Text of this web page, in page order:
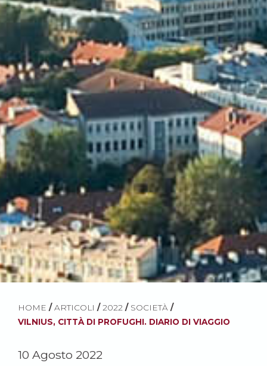
HOME / ARTICOLI / 2022 / SOCIETÀ /
VILNIUS, CITTÀ DI PROFUGHI. DIARIO DI VIAGGIO
10 Agosto 2022